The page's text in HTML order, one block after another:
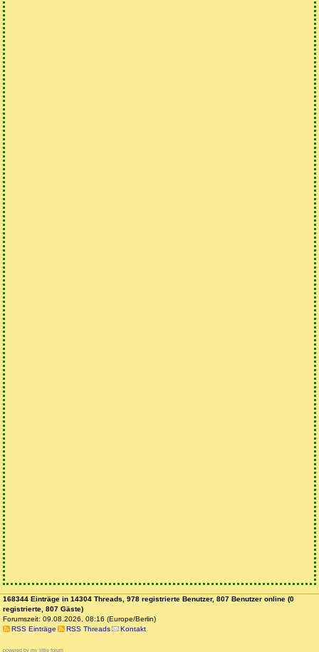
168344 Einträge in 14304 Threads, 978 registrierte Benutzer, 807 Benutzer online (0
registrierte, 807 Gäste)
Forumszeit: 09.08.2026, 08:16 (Europe/Berlin)
RSS Einträge
RSS Threads Kontakt
powered by my little forum